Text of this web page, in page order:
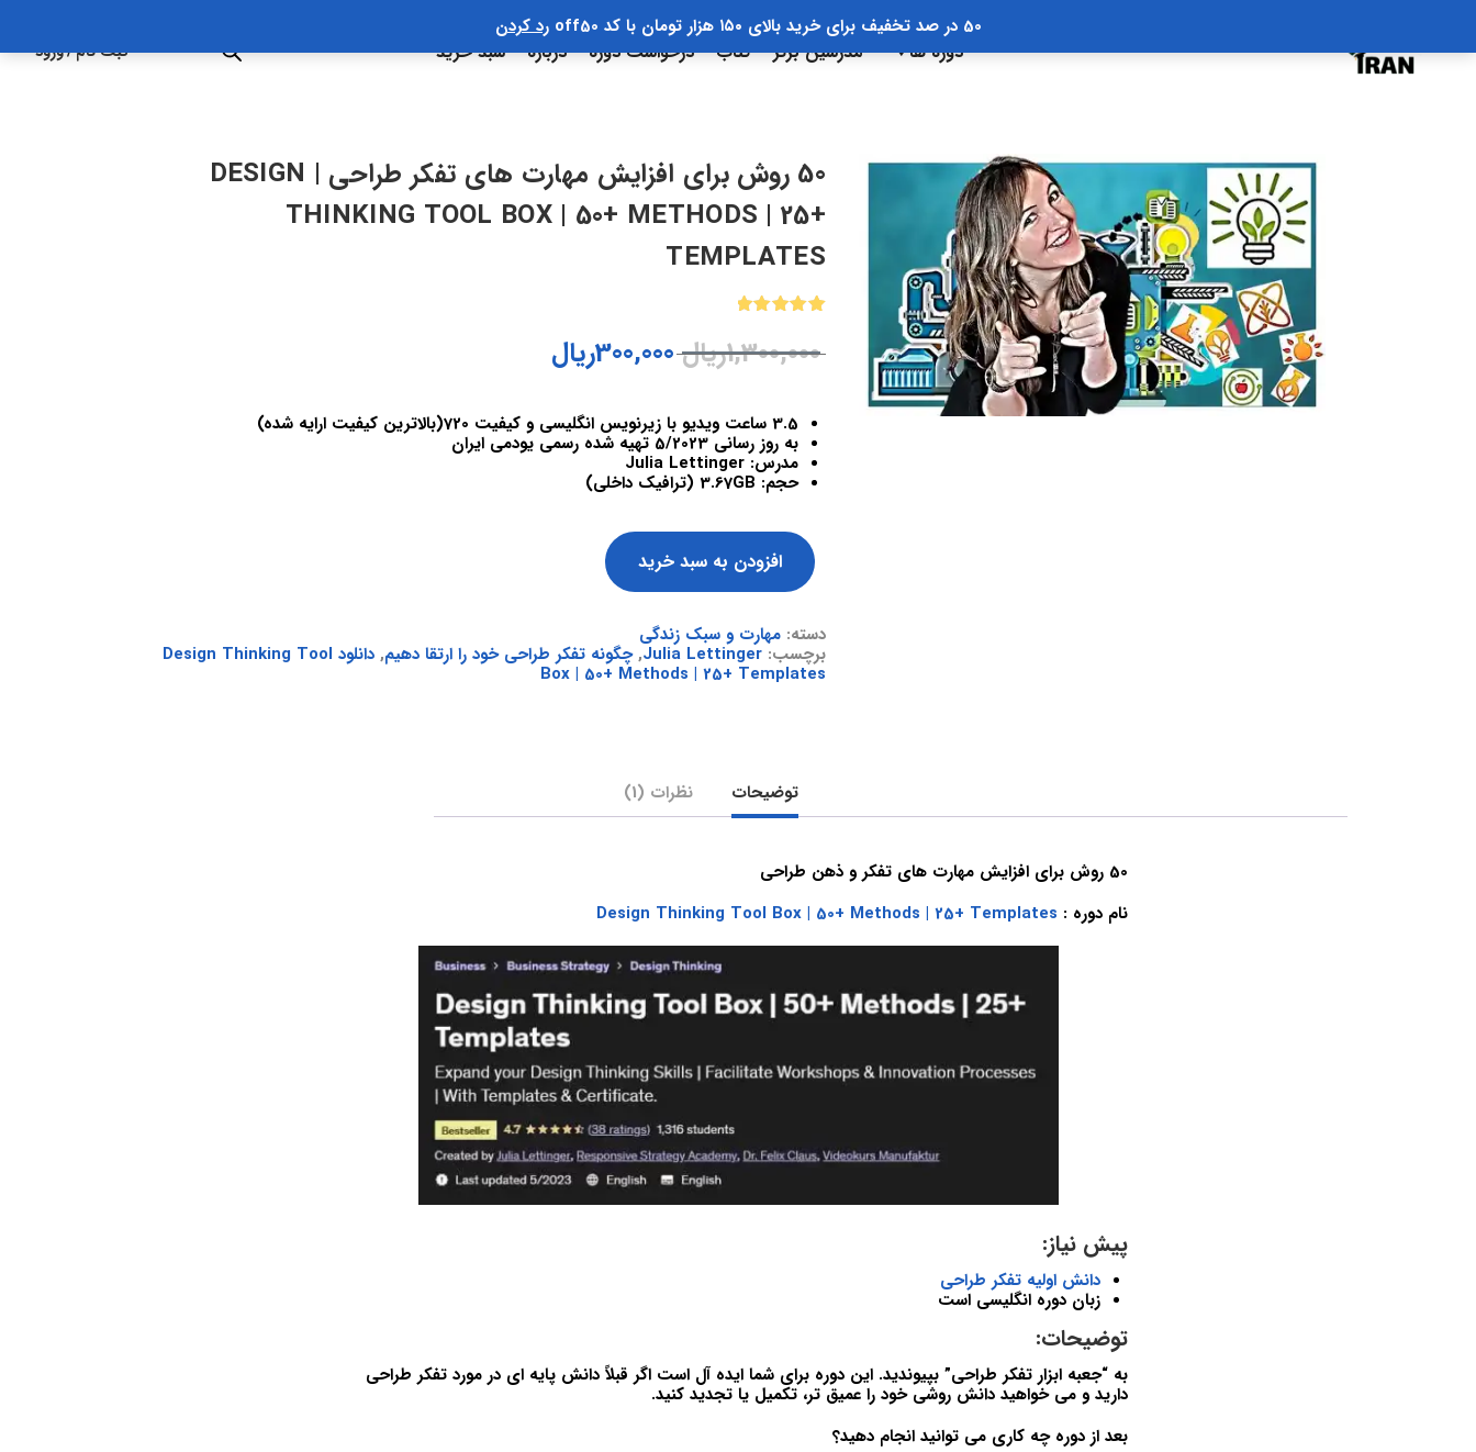
50 در صد تخفیف برای خرید بالای ۱۵۰ هزار تومان با کد off50 رد کردن
دوره ها مدرسین برتر کتاب درخواست دوره درباره سبد خرید ثبت نام/ورود
50 روش برای افزایش مهارت های تفکر طراحی | DESIGN
THINKING TOOL BOX | 50+ METHODS | 25+
TEMPLATES
از 5
در
1,300,000ریال 300,000ریال
3.5 ساعت ویدیو با زیرنویس انگلیسی و کیفیت 720(بالاترین کیفیت ارایه شده)
به روز رسانی 5/2023 تهیه شده رسمی یودمی ایران
مدرس: Julia Lettinger
حجم: 3.67GB (ترافیک داخلی)
افزودن به سبد خرید
دسته: مهارت و سبک زندگی
برچسب: Julia Lettinger
,چگونه تفکر طراحی خود را ارتقا دهیم, دانلود Design Thinking Tool
Box | 50+ Methods | 25+ Templates
توضیحات نظرات (1)
50 روش برای افزایش مهارت های تفکر و ذهن طراحی
نام دوره : Design Thinking Tool Box | 50+ Methods | 25+ Templates
پیش نیاز:
دانش اولیه تفکر طراحی
زبان دوره انگلیسی است
توضیحات:
به “جعبه ابزار تفکر طراحی” بپیوندید. این دوره برای شما ایده آل است اگر قبلاً دانش پایه ای در مورد تفکر طراحی
دارید و می خواهید دانش روشی خود را عمیق تر، تکمیل یا تجدید کنید.
بعد از دوره چه کاری می توانید انجام دهید؟